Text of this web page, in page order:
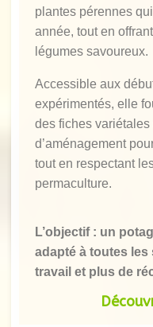
plantes pérennes
année, tout en
légumes savoureux.
Accessible aux
expérimentés, elle
des fiches
d’aménagement
tout en respectant
permaculture.
L’objectif : un
adapté à toutes
travail et plus de